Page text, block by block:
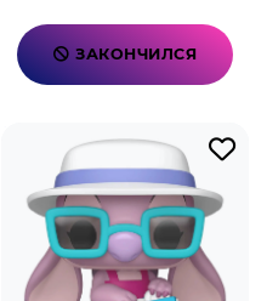
ЗАКОНЧИЛСЯ